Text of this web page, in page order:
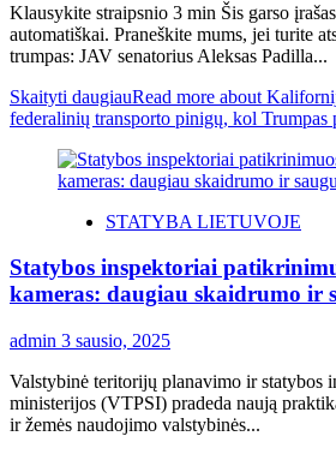
Klausykite straipsnio 3 min Šis garso
automatiškai. Praneškite mums, jei turite
trumpas: JAV senatorius Aleksas Padilla...
Skaityti daugiauRead more about
federalinių transporto pinigų, kol Trumpas
STATYBA LIETUVOJE
Statybos inspektoriai
kameras: daugiau skaidrumo ir
admin 3 sausio, 2025
Valstybinė teritorijų planavimo ir statybos
ministerijos (VTPSI) pradeda naują
ir žemės naudojimo valstybinės...